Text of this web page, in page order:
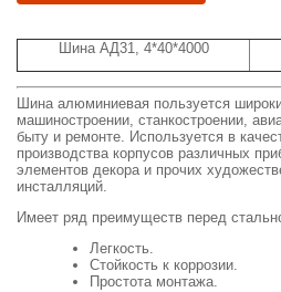
Шина АД31, 4*40*4000
Шина алюминиевая пользуется
машиностроении, станкостроении,
быту и ремонте. Используется в
производства корпусов различных
элементов декора и прочих
инсталляций.
Имеет ряд преимуществ перед
Легкость.
Стойкость к коррозии.
Простота монтажа.